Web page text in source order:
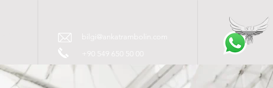
bilgi@ankatrambolin.com
+90 549 650 50 00